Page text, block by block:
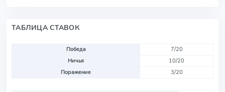
ТАБЛИЦА СТАВОК
Победа
7/20
Ничья
10/20
Поражение
3/20